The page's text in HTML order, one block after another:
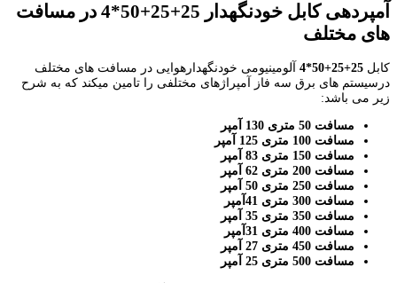
آمپردهی کابل خودنگهدار 25+25+50*4 در مسافت
های مختلف
کابل
آلومینیومی خودنگهدارهوایی در مسافت های مختلف
درسیستم های برق سه فاز آمپراژهای مختلفی را تامین میکند که به شرح
زیر می باشد:
مسافت 50 متری 130 آمپر
مسافت 100 متری 125 آمپر
مسافت 150 متری 83 آمپر
مسافت 200 متری 62 آمپر
مسافت 250 متری 50 آمپر
مسافت 300 متری 41آمپر
مسافت 350 متری 35 آمپر
مسافت 400 متری 31آمپر
مسافت 450 متری 27 آمپر
مسافت 500 متری 25 آمپر